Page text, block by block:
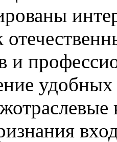
и